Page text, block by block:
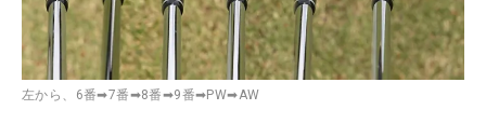
左から、6番➡7番➡8番➡9番➡PW➡AW